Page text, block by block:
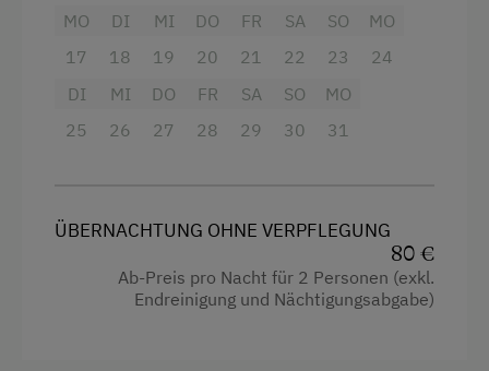
Balkon/Terrasse
Kaffeemaschine
Toaster
MO
17
DI
18
MI
19
DO
20
FR
21
SA
22
SO
23
MO
24
DI
25
MI
26
DO
27
FR
28
SA
29
SO
30
MO
31
ÜBERNACHTUNG OHNE VERPFLEGUNG
80 €
Ab-Preis pro Nacht für 2 Personen (exkl.
Endreinigung und Nächtigungsabgabe)